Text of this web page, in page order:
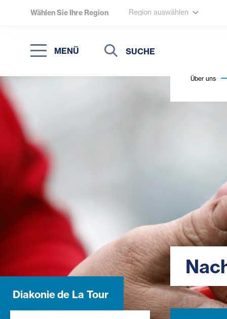
Wählen Sie Ihre Region Region auswählen
MENÜ
Suche
Suche
Über uns
Diakonie de La Tour